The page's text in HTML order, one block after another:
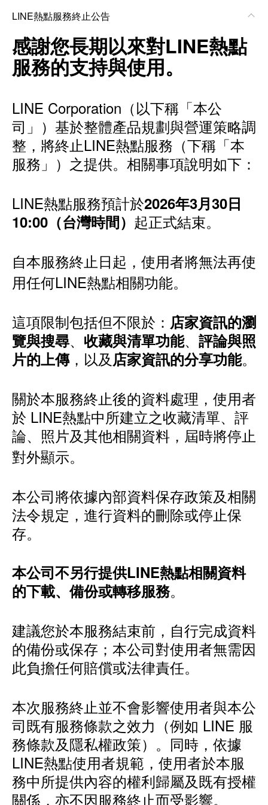
LINE熱點服務終止公告
感謝您長期以來對LINE熱點
服務的支持與使用。
LINE Corporation（以下稱「本公
司」）基於整體產品規劃與營運策略調
整，將終止LINE熱點服務（下稱「本
服務」）之提供。相關事項說明如下：
LINE熱點服務預計於2026年3月30日
10:00（台灣時間） 起正式結束。
自本服務終止日起，使用者將無法再使
用任何LINE熱點相關功能。
這項限制包括但不限於： 店家資訊的瀏
覽與搜尋、 收藏與清單功能、 評論與照
片的上傳，以及店家資訊的分享功能。
關於本服務終止後的資料處理，使用者
於 LINE熱點中所建立之收藏清單、評
論、照片及其他相關資料，屆時將停止
對外顯示。
本公司將依據內部資料保存政策及相關
法令規定，進行資料的刪除或停止保
存。
本公司不另行提供LINE熱點相關資料
的下載、備份或轉移服務。
建議您於本服務結束前，自行完成資料
的備份或保存；本公司對使用者無需因
此負擔任何賠償或法律責任。
本次服務終止並不會影響使用者與本公
司既有服務條款之效力（例如 LINE 服
務條款及隱私權政策）。同時，依據
LINE熱點使用者規範，使用者於本服
務中所提供內容的權利歸屬及既有授權
關係，亦不因服務終止而受影響。